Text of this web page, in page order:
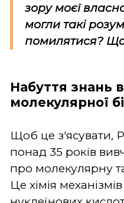
зору моєї
могли такі
помилятися?
Набуття знань в
молекулярної
Щоб це з'ясувати,
понад 35 років
про молекулярну
Це хімія